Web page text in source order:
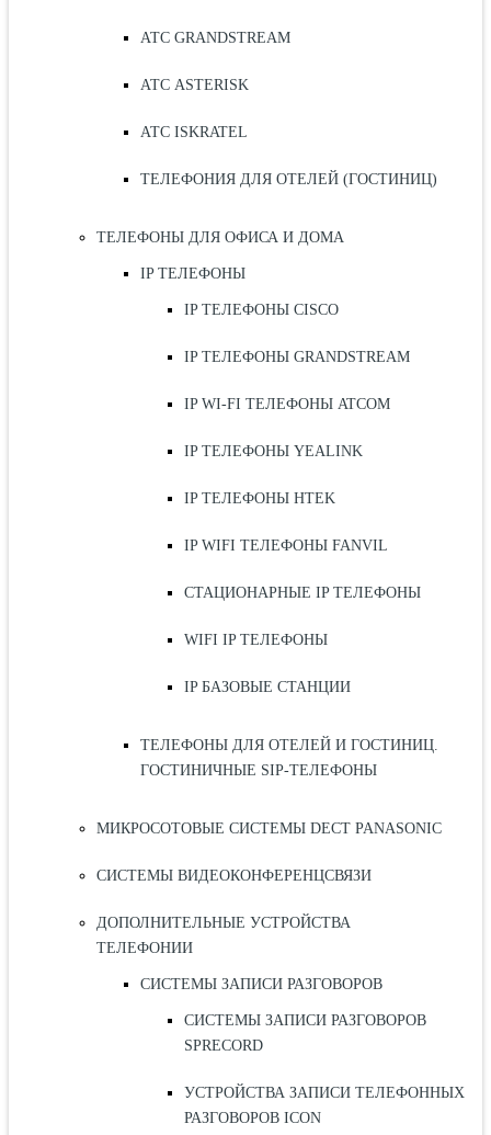
АТС GRANDSTREAM
АТС ASTERISK
АТС ISKRATEL
ТЕЛЕФОНИЯ ДЛЯ ОТЕЛЕЙ (ГОСТИНИЦ)
ТЕЛЕФОНЫ ДЛЯ ОФИСА И ДОМА
IP ТЕЛЕФОНЫ
IP ТЕЛЕФОНЫ CISCO
IP ТЕЛЕФОНЫ GRANDSTREAM
IP WI-FI ТЕЛЕФОНЫ ATCOM
IP ТЕЛЕФОНЫ YEALINK
IP ТЕЛЕФОНЫ HTEK
IP WIFI ТЕЛЕФОНЫ FANVIL
СТАЦИОНАРНЫЕ IP ТЕЛЕФОНЫ
WIFI IP ТЕЛЕФОНЫ
IP БАЗОВЫЕ СТАНЦИИ
ТЕЛЕФОНЫ ДЛЯ ОТЕЛЕЙ И ГОСТИНИЦ.
ГОСТИНИЧНЫЕ SIP-ТЕЛЕФОНЫ
МИКРОСОТОВЫЕ СИСТЕМЫ DECT PANASONIC
СИСТЕМЫ ВИДЕОКОНФЕРЕНЦСВЯЗИ
ДОПОЛНИТЕЛЬНЫЕ УСТРОЙСТВА
ТЕЛЕФОНИИ
СИСТЕМЫ ЗАПИСИ РАЗГОВОРОВ
СИСТЕМЫ ЗАПИСИ РАЗГОВОРОВ
SPRECORD
УСТРОЙСТВА ЗАПИСИ ТЕЛЕФОННЫХ
РАЗГОВОРОВ ICON